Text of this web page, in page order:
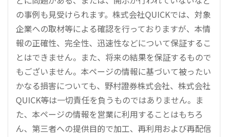
の事例も見受けられます。株式会社QUICKでは、対象
企業への取材等による確認を行っておりますが、本情
報の正確性、完全性、迅速性などについて保証するこ
とはできません。また、将来の結果を保証するもので
もございません。本ページの情報に基づいて被ったい
かなる損害についても、野村證券株式会社、株式会社
QUICK等は一切責任を負うものではありません。ま
た、本ページの情報を営業に利用することはもちろ
ん、第三者への提供目的で加工、再利用および再配信